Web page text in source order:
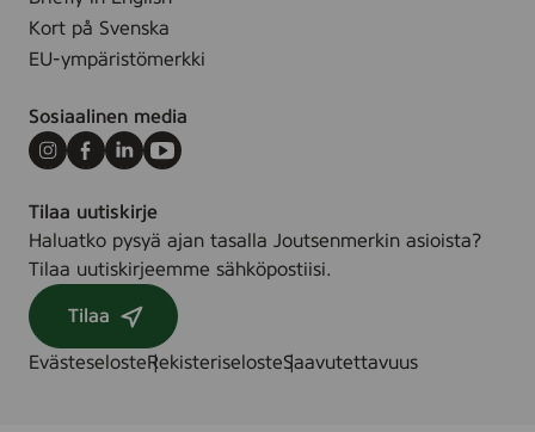
Kort på Svenska
EU-ympäristömerkki
Sosiaalinen media
Instagram
Facebook
LinkedInYoutube
Tilaa uutiskirje
Haluatko pysyä ajan tasalla Joutsenmerkin asioista?
Tilaa uutiskirjeemme sähköpostiisi.
Tilaa
EvästeselosteRekisteriselosteSaavutettavuus